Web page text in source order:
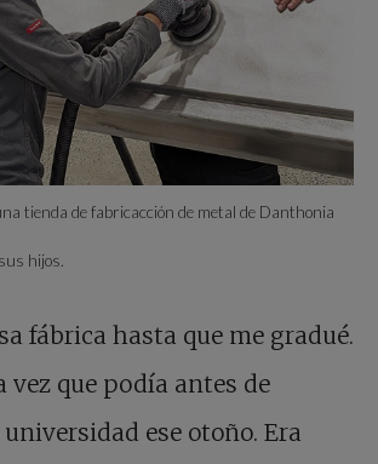
tienda de fabricacción de metal de Danthonia
hijos.
fábrica hasta que me gradué.
vez que podía antes de
ese otoño. Era